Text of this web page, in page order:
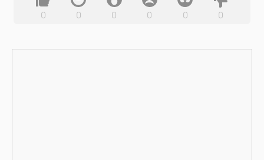
0 0 0 0 0 0